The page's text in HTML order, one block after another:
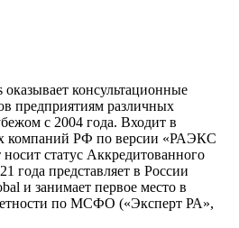
консультационные
предприятиям различных
с 2004 года. Входит в
компаний РФ по версии «РАЭКС
статус Аккредитованного
года представляет в России
и занимает первое место в
по МСФО («Эксперт РА»,